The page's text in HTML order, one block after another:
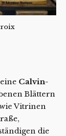
Calvin-
Blättern
Vitrinen
die